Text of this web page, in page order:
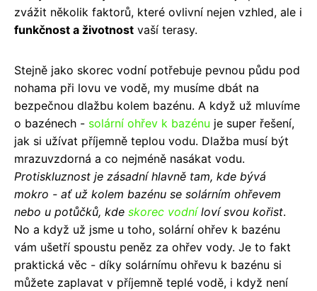
zvážit několik faktorů, které ovlivní nejen vzhled, ale i
funkčnost a životnost vaší terasy.
Stejně jako skorec vodní potřebuje pevnou půdu pod
nohama při lovu ve vodě, my musíme dbát na
bezpečnou dlažbu kolem bazénu. A když už mluvíme
o bazénech - solární ohřev k bazénu je super řešení,
jak si užívat příjemně teplou vodu. Dlažba musí být
mrazuvzdorná a co nejméně nasákat vodu.
Protiskluznost je zásadní hlavně tam, kde bývá
mokro - ať už kolem bazénu se solárním ohřevem
nebo u potůčků, kde skorec vodníloví svou kořist.
No a když už jsme u toho, solární ohřev k bazénu
vám ušetří spoustu peněz za ohřev vody. Je to fakt
praktická věc - díky solárnímu ohřevu k bazénu si
můžete zaplavat v příjemně teplé vodě, i když není